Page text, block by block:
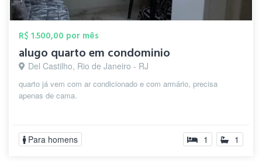
R$ 1.500,00 por mês
alugo quarto em condominio
Del Castilho, Rio de Janeiro - RJ
quarto já vem com ar condicionado e com armário, precisa
apenas de cama.
Para homens 1 1